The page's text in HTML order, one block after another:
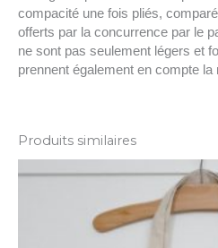
compacité une fois pliés,
offerts par la concurrence par le
ne sont pas seulement légers et
prennent également en compte la
Produits similaires